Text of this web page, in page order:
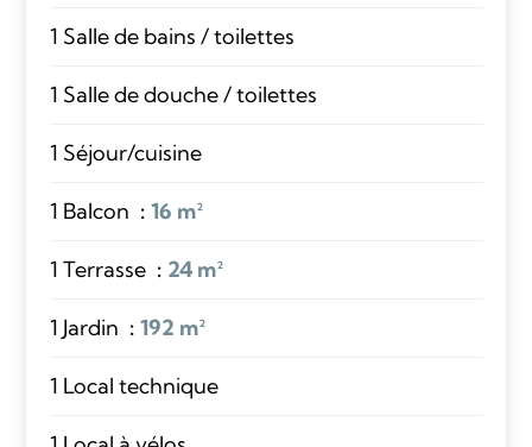
1 Salle de bains / toilettes
1 Salle de douche / toilettes
1 Séjour/cuisine
1 Balcon 16 m²
1 Terrasse 24 m²
1 Jardin 192 m²
1 Local technique